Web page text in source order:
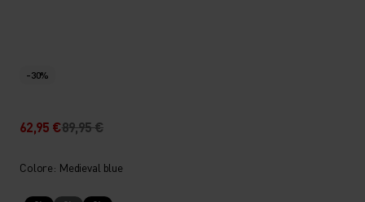
-30%
62,95 €89,95 €
Colore: Medieval blue